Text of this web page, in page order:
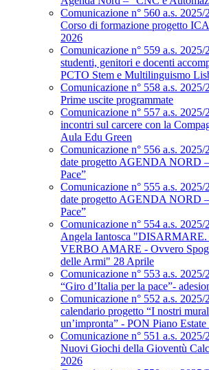
Comunicazione n° 560 a.s. 2025/
Corso di formazione progetto
2026
Comunicazione n° 559 a.s.
studenti, genitori e docenti
PCTO Stem e Multilinguismo
Comunicazione n° 558 a.s.
Prime uscite programmate
Comunicazione n° 557 a.s.
incontri sul carcere con la
Aula Edu Green
Comunicazione n° 556 a.s.
date progetto AGENDA NORD
Pace”
Comunicazione n° 555 a.s.
date progetto AGENDA NORD
Pace”
Comunicazione n° 554 a.s.
Angela Iantosca
VERBO AMARE - Ovvero
delle Armi" 28 Aprile
Comunicazione n° 553 a.s. 2025/
“Giro d’Italia per la pace”-
Comunicazione n° 552 a.s.
calendario progetto “I nostri
un’impronta” - PON Piano
Comunicazione n° 551 a.s.
Nuovi Giochi della Gioventù
2026